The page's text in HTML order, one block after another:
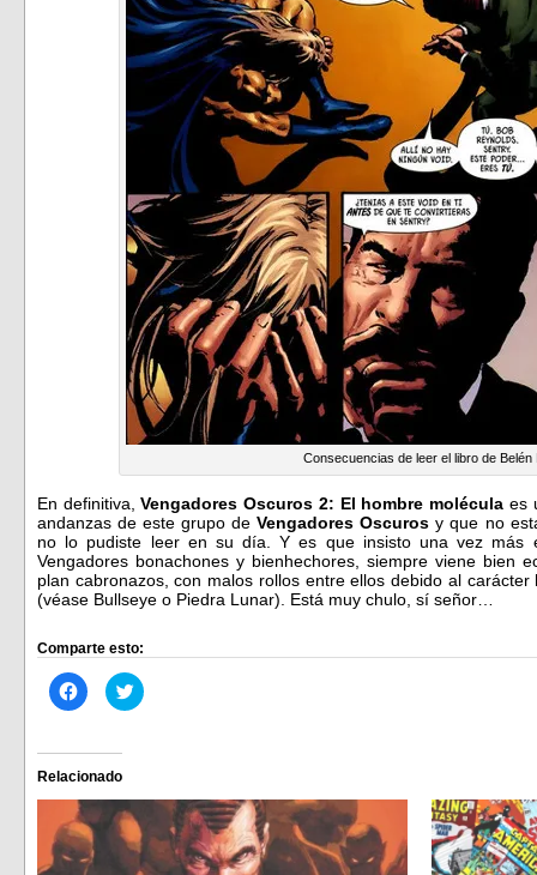
Consecuencias de leer el libro de Belén
En definitiva,Vengadores Oscuros 2: El hombre molécula es
andanzas de este grupo deVengadores Oscuros y que no
no lo pudiste leer en su día. Y es que insisto una vez más
Vengadores bonachones y bienhechores, siempre viene bien
plan cabronazos, con malos rollos entre ellos debido al
(véase Bullseye o Piedra Lunar). Está muy chulo, sí señor…
Comparte esto:
Haz
clic
Facebook
(Se
abre
en
una
ventana
nueva)
Haz
clic
en
una
ventana
nueva)
Relacionado